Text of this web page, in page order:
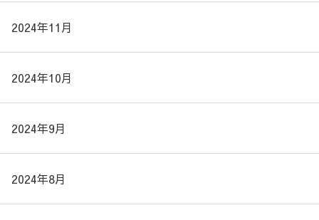
2024年11月
2024年10月
2024年9月
2024年8月